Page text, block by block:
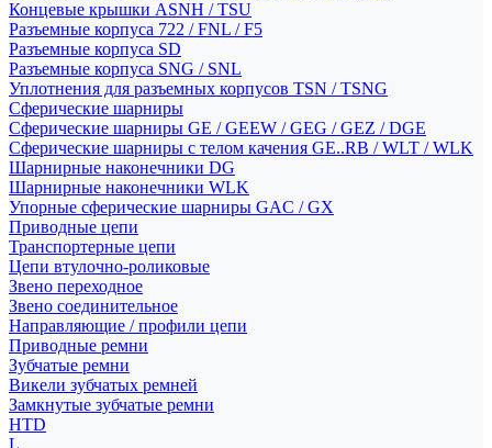
Концевые крышки ASNH / TSU
Разъемные корпуса 722 / FNL / F5
Разъемные корпуса SD
Разъемные корпуса SNG / SNL
Уплотнения для разъемных корпусов TSN / TSNG
Сферические шарниры
Сферические шарниры GE / GEEW / GEG / GEZ / DGE
Сферические шарниры с телом качения GE..RB / WLT / WLK
Шарнирные наконечники DG
Шарнирные наконечники WLK
Упорные сферические шарниры GAC / GX
Приводные цепи
Транспортерные цепи
Цепи втулочно-роликовые
Звено переходное
Звено соединительное
Направляющие / профили цепи
Приводные ремни
Зубчатые ремни
Викели зубчатых ремней
Замкнутые зубчатые ремни
HTD
L